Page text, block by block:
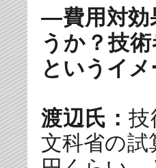
―費用対効
うか？技
というイ
渡辺氏：技
文科省の